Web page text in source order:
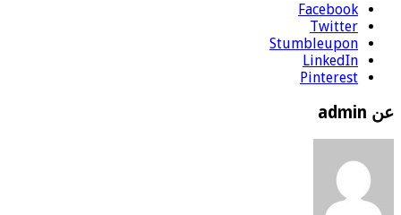
Facebook
Twitter
Stumbleupon
LinkedIn
Pinterest
عن admin